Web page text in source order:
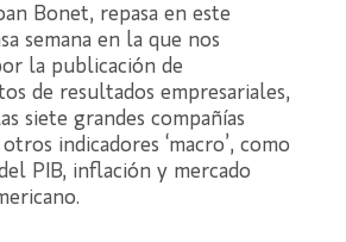
Bonet, repasa en este
semana en la que nos
la publicación de
de resultados empresariales,
siete grandes compañías
indicadores ‘macro’, como
PIB, inflación y mercado